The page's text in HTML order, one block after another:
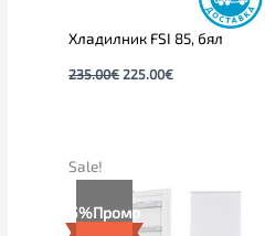
Хладилник FSI 85, бял
235.00€ 225.00€
Sale!
5%Промо
price
was:
545.00€.